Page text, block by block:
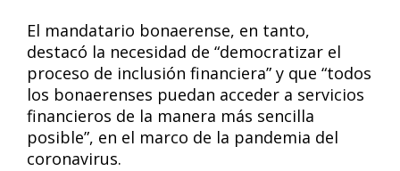
El mandatario bonaerense, en tanto,
destacó la necesidad de “democratizar el
proceso de inclusión financiera” y que “todos
los bonaerenses puedan acceder a servicios
financieros de la manera más sencilla
posible”, en el marco de la pandemia del
coronavirus.